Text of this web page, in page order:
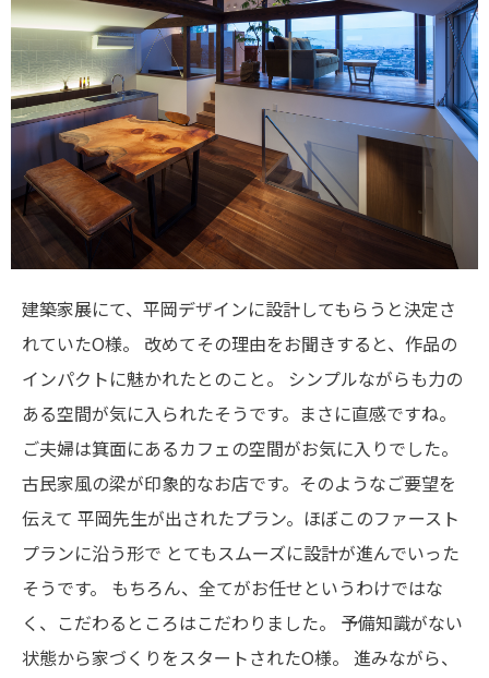
建築家展にて、平岡デザインに設計してもらうと決定さ
れていたO様。
改めてその理由をお聞きすると、作品の
インパクトに魅かれたとのこと。
シンプルながらも力の
ある空間が気に入られたそうです。まさに直感ですね。
ご夫婦は箕面にあるカフェの空間がお気に入りでした。
古民家風の梁が印象的なお店です。そのようなご要望を
伝えて 平岡先生が出されたプラン。ほぼこのファースト
プランに沿う形で とてもスムーズに設計が進んでいった
そうです。
もちろん、全てがお任せというわけではな
く、こだわるところはこだわりました。
予備知識がない
状態から家づくりをスタートされたO様。 進みながら、